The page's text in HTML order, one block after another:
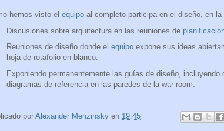
hemos visto el equipo al completo participa en el diseño, en
Discusiones sobre arquitectura en las reuniones de
Reuniones de diseño donde el equipoexpone sus ideas
hoja de rotafolio en blanco.
Exponiendo permanentemente las guías de diseño,
diagramas de referencia en las paredes de la war room.
por Alexander Menzinsky en 19:45